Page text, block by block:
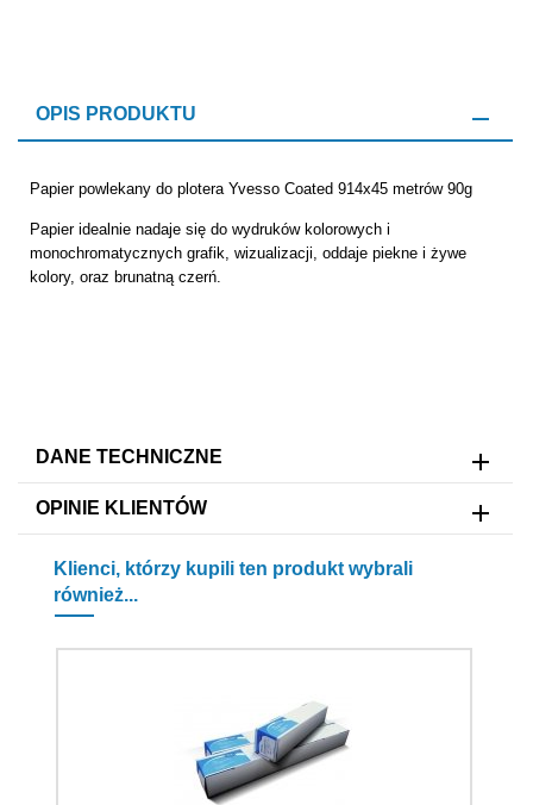
OPIS PRODUKTU
Papier powlekany do plotera Yvesso Coated 914x45 metrów 90g
Papier idealnie nadaje się do wydruków kolorowych i
monochromatycznych grafik, wizualizacji, oddaje piekne i żywe
kolory, oraz brunatną czerń.
DANE TECHNICZNE
OPINIE KLIENTÓW
Klienci, którzy kupili ten produkt wybrali
również...